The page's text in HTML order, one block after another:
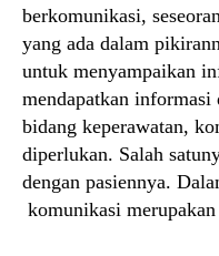
berkomunikasi,
yang ada dalam
untuk menyampaikan
mendapatkan informasi
bidang keperawatan,
diperlukan. Salah
dengan pasiennya.
komunikasi